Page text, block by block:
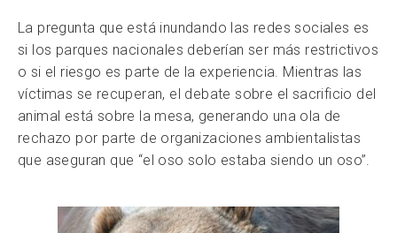
La pregunta que está inundando las redes sociales es
si los parques nacionales deberían ser más restrictivos
o si el riesgo es parte de la experiencia. Mientras las
víctimas se recuperan, el debate sobre el sacrificio del
animal está sobre la mesa, generando una ola de
rechazo por parte de organizaciones ambientalistas
que aseguran que “el oso solo estaba siendo un oso”.